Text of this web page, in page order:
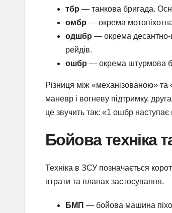
тбр — танкова бригада.
омбр — окрема
одшбр — окрема
рейдів.
ошбр — окрема штурмова
Різниця між «механізованою»
маневр і вогневу підтримку,
це звучить так: «1 ошбр
Бойова техніка
Техніка в ЗСУ позначається
втрати та планах застосування.
БМП — бойова машина